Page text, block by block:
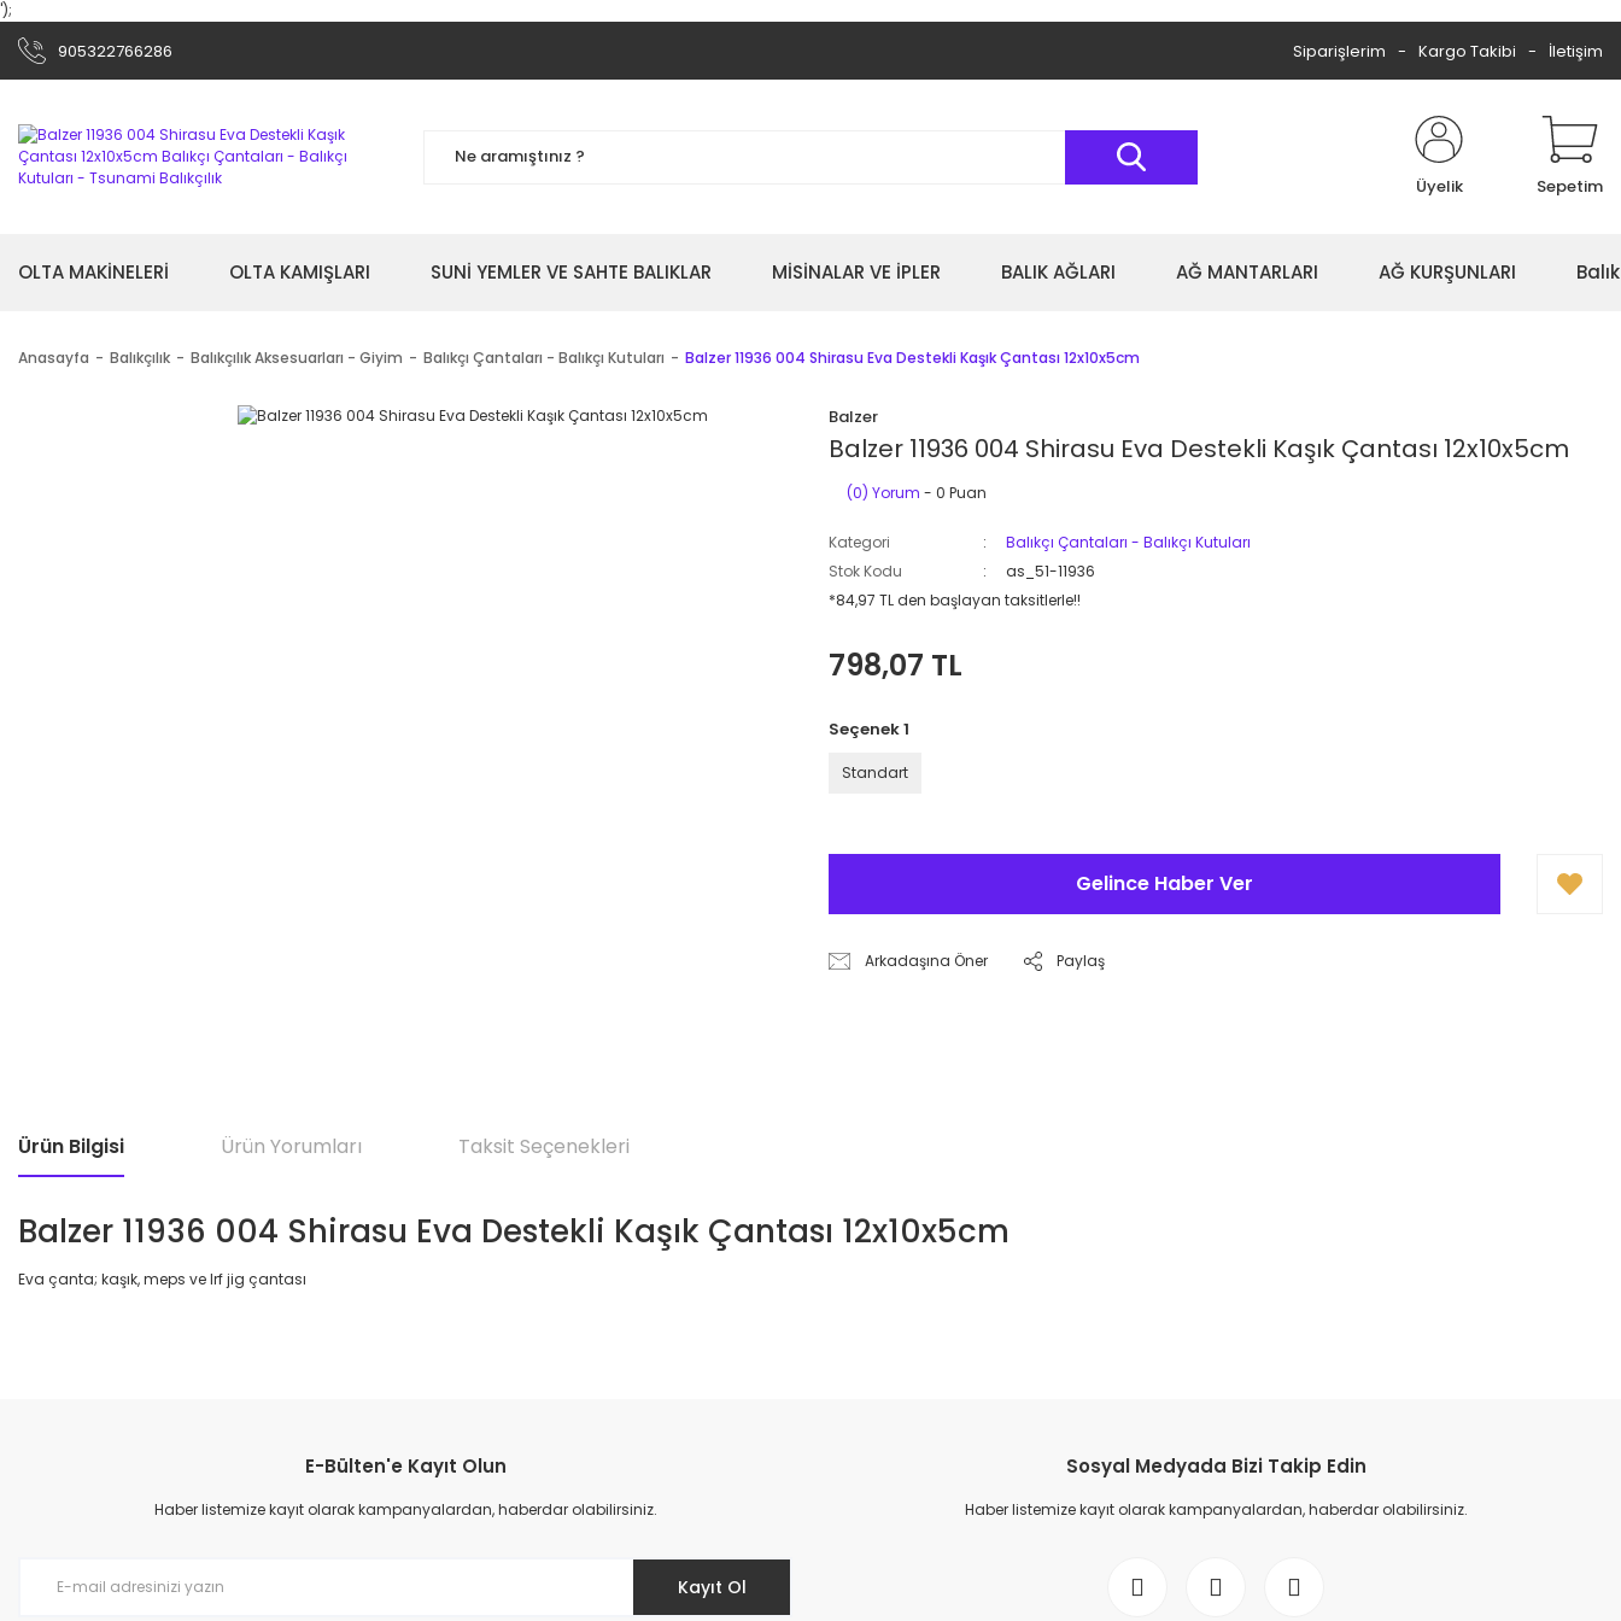
');
905322766286 Siparişlerim Kargo Takibi İletişim
Üyelik Sepetim
OLTA MAKİNELERİ OLTA KAMIŞLARI SUNİ YEMLER VE SAHTE BALIKLAR MİSİNALAR VE İPLER BALIK AĞLARI AĞ MANTARLARI AĞ KURŞUNLARI
Anasayfa Balıkçılık Balıkçılık Aksesuarları - Giyim Balıkçı Çantaları - Balıkçı Kutuları Balzer 11936 004 Shirasu Eva Destekli Kaşık Çantası 12x10x5cm
Balzer
Balzer 11936 004 Shirasu Eva Destekli Kaşık Çantası 12x10x5cm
(0) Yorum - 0 Puan
Kategori
Balıkçı Çantaları - Balıkçı Kutuları
Stok Kodu
as_51-11936
*84,97 TL den başlayan taksitlerle!!
798,07 TL
Seçenek 1
Standart
Gelince Haber Ver
Arkadaşına Öner Paylaş
Ürün Bilgisi Ürün Yorumları Taksit Seçenekleri
Balzer 11936 004 Shirasu Eva Destekli Kaşık Çantası 12x10x5cm
Eva çanta; kaşık, meps ve lrf jig çantası
E-Bülten'e Kayıt Olun
Haber listemize kayıt olarak kampanyalardan, haberdar olabilirsiniz.
Kayıt Ol
Sosyal Medyada Bizi Takip Edin
Haber listemize kayıt olarak kampanyalardan, haberdar olabilirsiniz.